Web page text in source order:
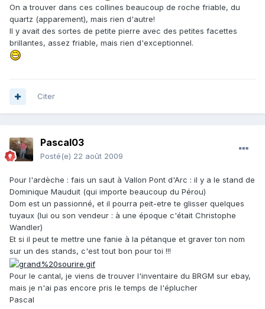
On a trouver dans ces collines beaucoup de roche friable, du
quartz (apparement), mais rien d'autre!
Il y avait des sortes de petite pierre avec des petites facettes
brillantes, assez friable, mais rien d'exceptionnel.
Citer
Pascal03
Posté(e) 22 août 2009
Pour l'ardèche : fais un saut à Vallon Pont d'Arc : il y a le stand de
Dominique Mauduit (qui importe beaucoup du Pérou)
Dom est un passionné, et il pourra peit-etre te glisser quelques
tuyaux (lui ou son vendeur : à une époque c'était Christophe
Wandler)
Et si il peut te mettre une fanie à la pétanque et graver ton nom
sur un des stands, c'est tout bon pour toi !!!
Pour le cantal, je viens de trouver l'inventaire du BRGM sur ebay,
mais je n'ai pas encore pris le temps de l'éplucher
Pascal